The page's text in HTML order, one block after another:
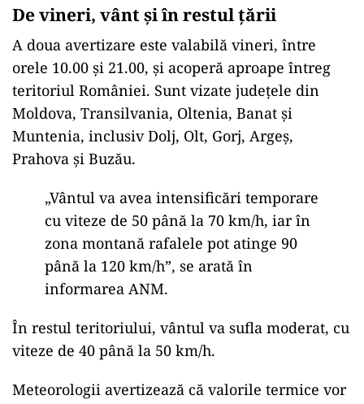
De vineri, vânt șiîn restulțării
A doua avertizare este valabilă vineri, între
orele 10.00 și 21.00, și acoperă aproape întreg
teritoriul României. Sunt vizate județele din
Moldova, Transilvania, Oltenia, Banat și
Muntenia, inclusiv Dolj, Olt, Gorj, Argeș,
Prahova și Buzău.
„Vântul va avea intensificări temporare
cu viteze de 50 până la 70 km/h, iarîn
zona montană rafalele pot atinge 90
până la 120 km/h”, se arată în
informarea ANM.
În restul teritoriului, vântul va sufla moderat, cu
viteze de 40 până la 50 km/h.
Meteorologii avertizează că valorile termice vor